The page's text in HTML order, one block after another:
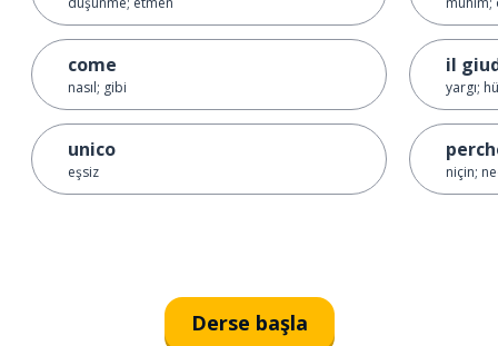
come
nasıl; gibi
unico
eşsiz
il
yargı;
niçin;
Derse başla